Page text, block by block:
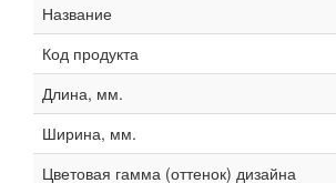
Название
Код продукта
Длина, мм.
Ширина, мм.
Цветовая гамма (оттенок) дизайна